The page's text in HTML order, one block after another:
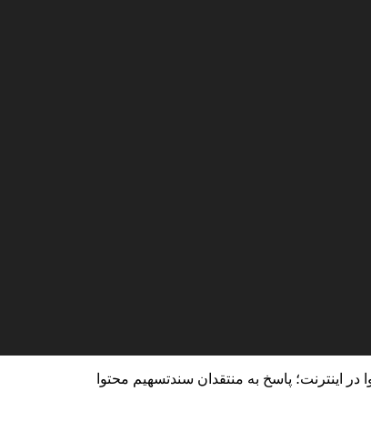
در اینترنت؛ پاسخ به منتقدان سندتسهیم محتوا